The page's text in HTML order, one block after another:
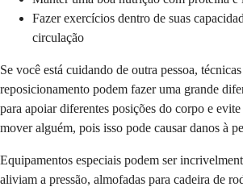
Fazer exercícios dentro de suas
circulação
Se você está cuidando de outra pessoa,
reposicionamento podem fazer uma grande
para apoiar diferentes posições do corpo e
mover alguém, pois isso pode causar danos à
Equipamentos especiais podem ser
aliviam a pressão, almofadas para cadeira de